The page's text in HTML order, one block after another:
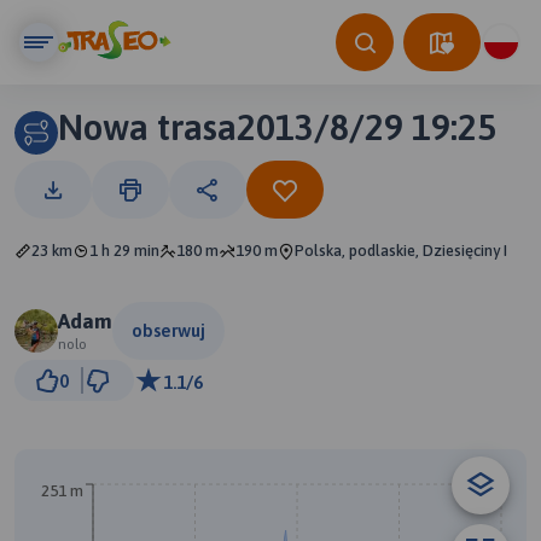
Nowa trasa2013/8/29 19:25
23 km 1 h 29 min 180 m 190 m Polska, podlaskie, Dziesięciny I
Adam
nolo
obserwuj
0 1.1/6
251 m